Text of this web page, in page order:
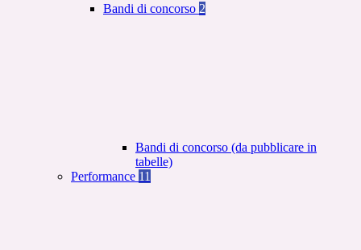
Bandi di concorso 2
Bandi di concorso (da pubblicare in
tabelle)
Performance 11